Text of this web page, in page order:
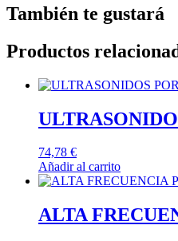
También te gustará
Productos
74,78 €
Añadir al carrito
ALTA